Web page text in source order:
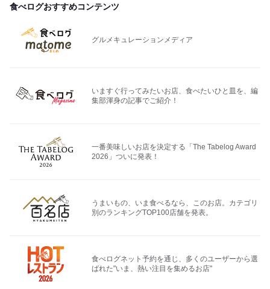
食べログおすすめコンテンツ
グルメキュレーションメディア
いますぐ行ってみたいお店、食べたいひと皿を、編
集部渾身の記事でご紹介！
一番美味しいお店を決定する「The Tabelog Award
2026」ついに発表！
うまいもの、いま食べるなら、このお店。カテゴリ
別のランキングTOP100店舗を発表。
食べログネット予約を通じ、多くのユーザーから選
ばれた"いま、熱い注目を集めるお店"